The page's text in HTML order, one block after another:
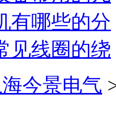
有哪些的分
见线圈的绕
海今景电气